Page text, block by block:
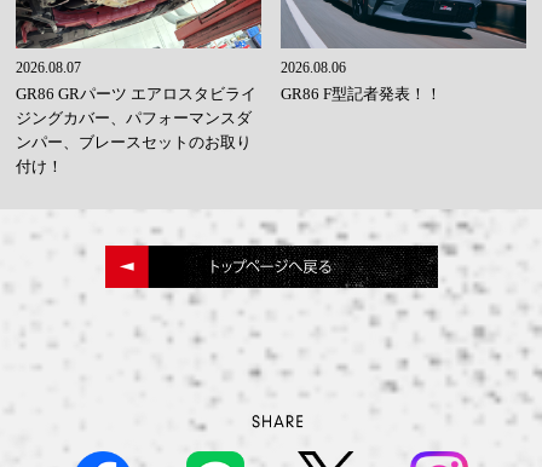
2026.08.07
GR86 GRパーツ エアロスタビライ
ジングカバー、パフォーマンスダ
ンパー、ブレースセットのお取り
付け！
2026.08.06
GR86 F型記者発表！！